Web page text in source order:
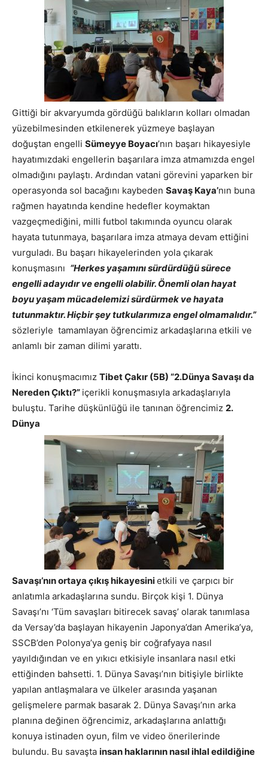
Gittiği bir akvaryumda gördüğü balıkların kolları olmadan
yüzebilmesinden etkilenerek yüzmeye başlayan
doğuştan engelli Sümeyye Boyacı’nın başarı hikayesiyle
hayatımızdaki engellerin başarılara imza atmamızda engel
olmadığını paylaştı. Ardından vatani görevini yaparken bir
operasyonda sol bacağını kaybeden Savaş Kaya’nın buna
rağmen hayatında kendine hedefler koymaktan
vazgeçmediğini, milli futbol takımında oyuncu olarak
hayata tutunmaya, başarılara imza atmaya devam ettiğini
vurguladı. Bu başarı hikayelerinden yola çıkarak
konuşmasını “Herkes yaşamını sürdürdüğü sürece
engelli adayıdır ve engelli olabilir. Önemli olan hayat
boyu yaşam mücadelemizi sürdürmek ve hayata
tutunmaktır. Hiçbir şey tutkularımıza engel olmamalıdır.”
sözleriyle tamamlayan öğrencimiz arkadaşlarına etkili ve
anlamlı bir zaman dilimi yarattı.
İkinci konuşmacımız Tibet Çakır (5B) “2.Dünya Savaşı da
Nereden Çıktı?” içerikli konuşmasıyla arkadaşlarıyla
buluştu. Tarihe düşkünlüğü ile tanınan öğrencimiz 2.
Dünya
Savaşı’nın ortaya çıkış hikayesinietkili ve çarpıcı bir
anlatımla arkadaşlarına sundu. Birçok kişi 1. Dünya
Savaşı’nı ‘Tüm savaşları bitirecek savaş’ olarak tanımlasa
da Versay’da başlayan hikayenin Japonya’dan Amerika’ya,
SSCB’den Polonya’ya geniş bir coğrafyaya nasıl
yayıldığından ve en yıkıcı etkisiyle insanlara nasıl etki
ettiğinden bahsetti. 1. Dünya Savaşı’nın bitişiyle birlikte
yapılan antlaşmalara ve ülkeler arasında yaşanan
gelişmelere parmak basarak 2. Dünya Savaşı’nın arka
planına değinen öğrencimiz, arkadaşlarına anlattığı
konuya istinaden oyun, film ve video önerilerinde
bulundu. Bu savaşta insan haklarının nasıl ihlal edildiğine